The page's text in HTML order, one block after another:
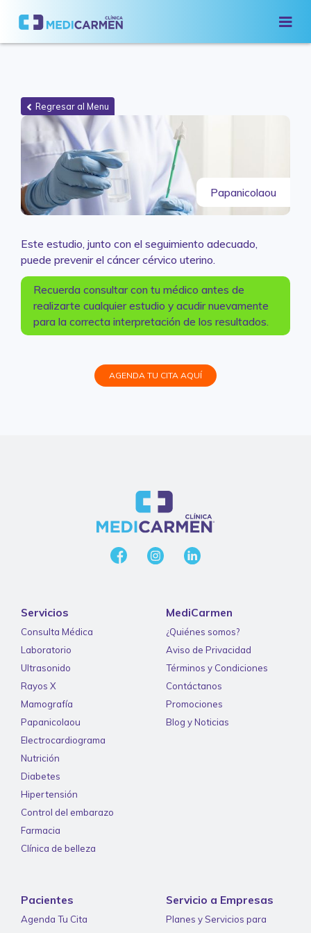
Regresar al Menu
Papanicolaou
Este estudio, junto con el seguimiento adecuado,
puede prevenir el cáncer cérvico uterino.
Recuerda consultar con tu médico antes de
realizarte cualquier estudio y acudir nuevamente
para la correcta interpretación de los resultados.
AGENDA TU CITA AQUÍ
Servicios
Consulta Médica
Laboratorio
Ultrasonido
Rayos X
Mamografía
Papanicolaou
Electrocardiograma
Nutrición
Diabetes
Hipertensión
Control del embarazo
Farmacia
Clínica de belleza
MediCarmen
¿Quiénes somos?
Aviso de Privacidad
Términos y Condiciones
Contáctanos
Promociones
Blog y Noticias
Pacientes
Agenda Tu Cita
Servicio a Empresas
Planes y Servicios para